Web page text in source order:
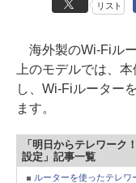
リスト
海外製のWi-Fiル
上のモデルでは、
し、Wi-Fiルーター
ます。
「明日からテレワーク
設定」記事一覧
ルーターを使ったテレワ